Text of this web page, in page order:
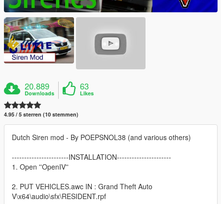
20.889
Downloads
63
Likes
4.95 / 5 sterren (10 stemmen)
Dutch Siren mod - By POEPSNOL38 (and various others)
-----------------------INSTALLATION----------------------
1. Open ''OpenIV''
2. PUT VEHICLES.awc IN : Grand Theft Auto
V\x64\audio\sfx\RESIDENT.rpf